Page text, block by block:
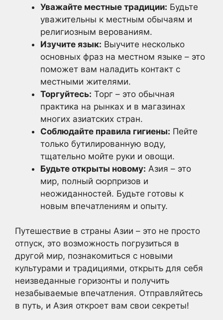
Уважайте местные традиции: Будьте
уважительны к местным обычаям и
религиозным верованиям.
Изучите язык: Выучите несколько
основных фраз на местном языке – это
поможет вам наладить контакт с
местными жителями.
Торгуйтесь: Торг – это обычная
практика на рынках и в магазинах
многих азиатских стран.
Соблюдайте правила гигиены: Пейте
только бутилированную воду,
тщательно мойте руки и овощи.
Будьте открыты новому: Азия – это
мир, полный сюрпризов и
неожиданностей. Будьте готовы к
новым впечатлениям и опыту.
Путешествие в страны Азии – это не просто
отпуск, это возможность погрузиться в
другой мир, познакомиться с новыми
культурами и традициями, открыть для себя
неизведанные горизонты и получить
незабываемые впечатления. Отправляйтесь
в путь, и Азия откроет вам свои секреты!